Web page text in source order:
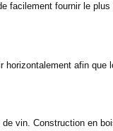
facilement fournir le
horizontalement afin que
vin. Construction en